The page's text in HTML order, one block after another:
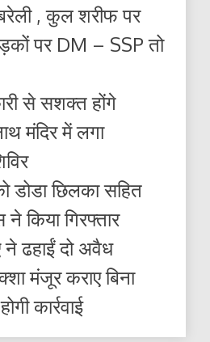
, कुल शरीफ पर
पर DM – SSP तो
से सशक्त होंगे
मंदिर में लगा
डोडा छिलका सहित
किया गिरफ्तार
ने ढहाईं दो अवैध
मंजूर कराए बिना
कार्रवाई